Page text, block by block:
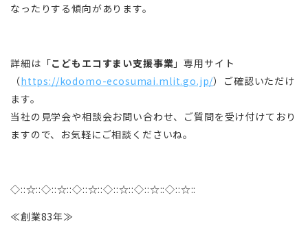
なったりする傾向があります。
詳細は「こどもエコすまい支援事業 」専用サイト
（https://kodomo-ecosumai.mlit.go.jp/）ご確認いただけ
ます。
当社の見学会や相談会お問い合わせ、ご質問を受け付けており
ますので、お気軽にご相談くださいね。
◇::☆::◇::☆::◇::☆::◇::☆::◇::☆::◇::☆::
≪創業83年≫